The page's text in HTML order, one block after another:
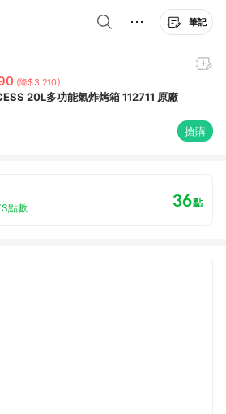
筆記
(降$3,210)
20L多功能氣炸烤箱 112711 原廠
搶購
點數 36點